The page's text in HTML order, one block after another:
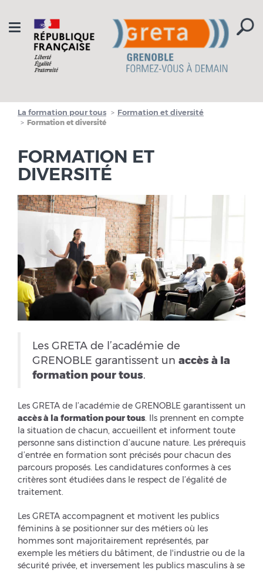
Toggle
navigation
La formation pour tous Formation et diversité
Formation et diversité
FORMATION ET
DIVERSITÉ
Les GRETA de l’académie de
GRENOBLE garantissent un accès à la
formation pour tous.
Les GRETA de l’académie de GRENOBLE garantissent un
accès à la formation pour tous. Ils prennent en compte
la situation de chacun, accueillent et informent toute
personne sans distinction d’aucune nature. Les prérequis
d’entrée en formation sont précisés pour chacun des
parcours proposés. Les candidatures conformes à ces
critères sont étudiées dans le respect de l’égalité de
traitement.
Les GRETA accompagnent et motivent les publics
féminins à se positionner sur des métiers où les
hommes sont majoritairement représentés, par
exemple les métiers du bâtiment, de l'industrie ou de la
sécurité privée, et inversement les publics masculins à se